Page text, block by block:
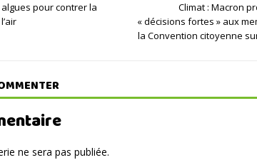
pour contrer la
Climat : Macron
« décisions fortes » aux
la Convention citoyenne
ne sera pas publiée.